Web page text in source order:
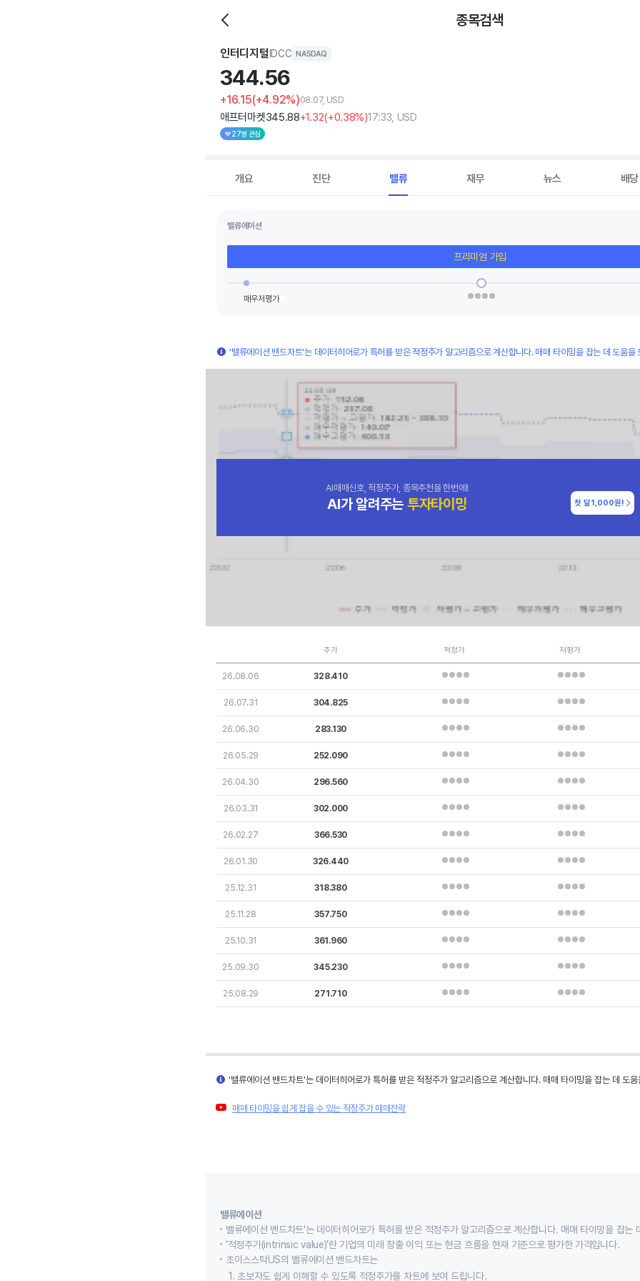
종목검색
인터디지털 IDCC NASDAQ
344.56
+16.15(+4.92%)08.07, USD
애프터마켓345.88+1.32(+0.38%)17:33, USD
27명 관심
개요 진단 밸류 재무 뉴스 배당
밸류에이션
프리미엄 가입
'밸류에이션 밴드차트'는 데이터히어로가 특허를 받은 적정주가 알고리즘으로 계산합니다. 매매 타이밍을 잡는 데 도움을
AI매매신호, 적정주가, 종목추천을 한번에!
AI가 알려주는 투자타이밍 첫 달1,000원!
주가 적정가 저평가
26.08.06 328.410
26.07.31 304.825
26.06.30 283.130
26.05.29 252.090
26.04.30 296.560
26.03.31 302.000
26.02.27 366.530
26.01.30 326.440
25.12.31 318.380
25.11.28 357.750
25.10.31 361.960
25.09.30 345.230
25.08.29 271.710
'밸류에이션 밴드차트'는 데이터히어로가 특허를 받은 적정주가 알고리즘으로 계산합니다. 매매 타이밍을 잡는 데 도
매매 타이밍을 쉽게 잡을 수 있는 적정주가 매매전략
밸류에이션
밸류에이션 밴드차트'는 데이터히어로가 특허를 받은 적정주가 알고리즘으로 계산합니다. 매매 타이밍을 잡는
‘적정주가(intrinsic value)’란 기업의 미래 창출 이익 또는 현금 흐름을 현재 기준으로 평가한 가격입니다.
초이스스탁US의 밸류에이션 밴드차트는
1. 초보자도 쉽게 이해할 수 있도록 적정주가를 차트에 보여 드립니다.